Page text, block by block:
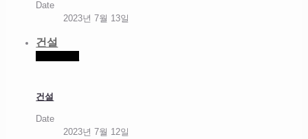
Date
2023년 7월 13일
건설
건설
Date
2023년 7월 12일